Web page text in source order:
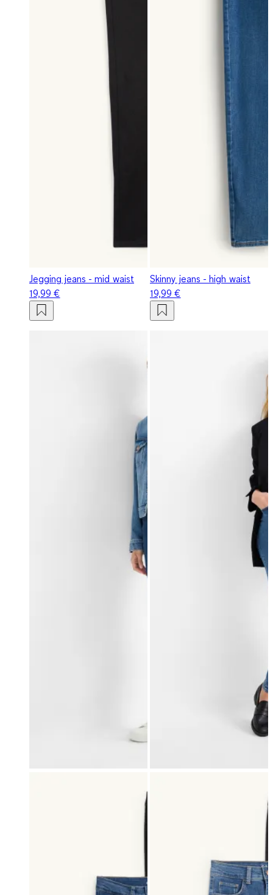
Jegging jeans - mid waist
19,99 €
Skinny jeans - high waist
19,99 €